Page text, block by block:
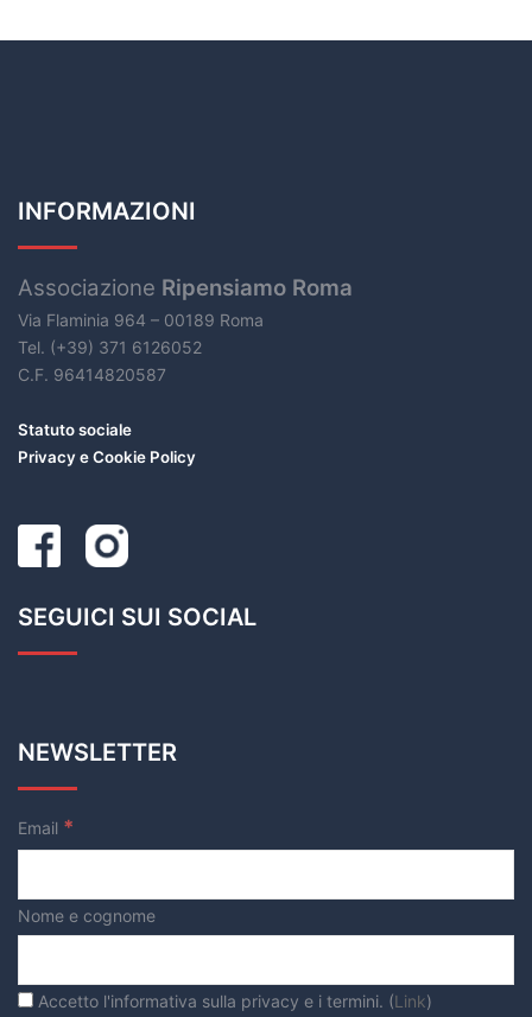
INFORMAZIONI
Associazione Ripensiamo Roma
Via Flaminia 964 – 00189 Roma
Tel. (+39) 371 6126052
C.F. 96414820587
Statuto sociale
Privacy e Cookie Policy
SEGUICI SUI SOCIAL
NEWSLETTER
Email *
Nome e cognome
Accetto l'informativa sulla privacy e i termini. (Link)